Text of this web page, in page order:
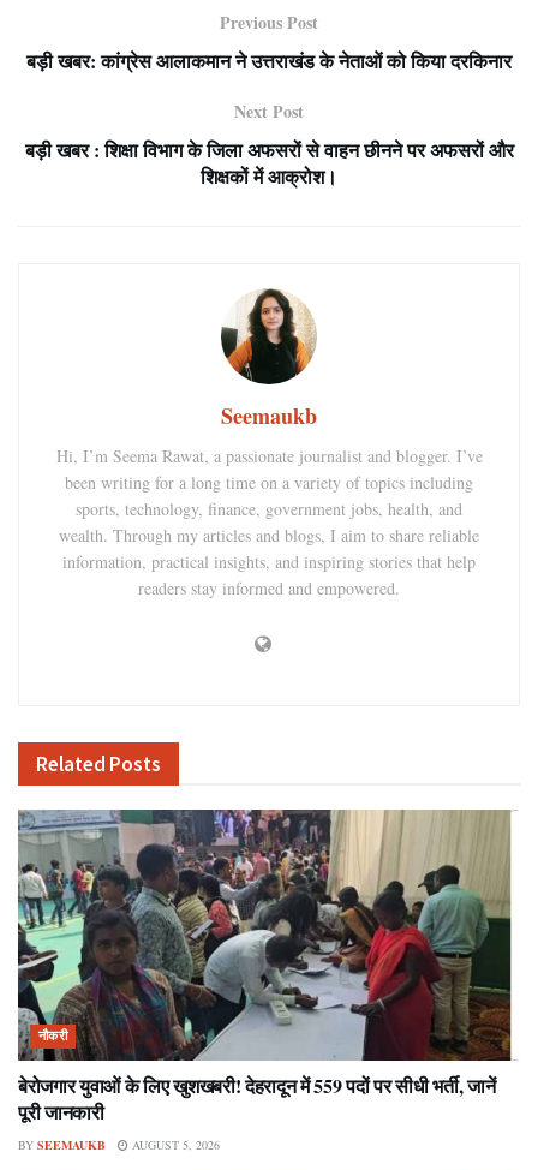
Previous Post
बड़ी खबर: कांग्रेस आलाकमान ने उत्तराखंड के नेताओं को किया दरकिनार
Next Post
बड़ी खबर : शिक्षा विभाग के जिला अफसरों से वाहन छीनने पर अफसरों और
शिक्षकों में आक्रोश।
Seemaukb
Hi, I’m Seema Rawat, a passionate journalist and blogger. I’ve
been writing for a long time on a variety of topics including
sports, technology, finance, government jobs, health, and
wealth. Through my articles and blogs, I aim to share reliable
information, practical insights, and inspiring stories that help
readers stay informed and empowered.
Related Posts
नौकरी
बेरोजगार युवाओं के लिए खुशखबरी! देहरादून में 559 पदों पर सीधी भर्ती, जानें
पूरी जानकारी
BY SEEMAUKB AUGUST 5, 2026